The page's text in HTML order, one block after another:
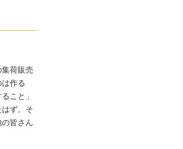
荷販売
作る
こと」
ず。そ
皆さん